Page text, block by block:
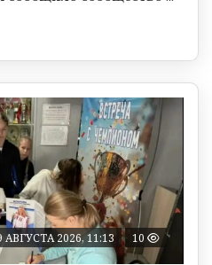
АВГУСТА 2026, 11:13 10